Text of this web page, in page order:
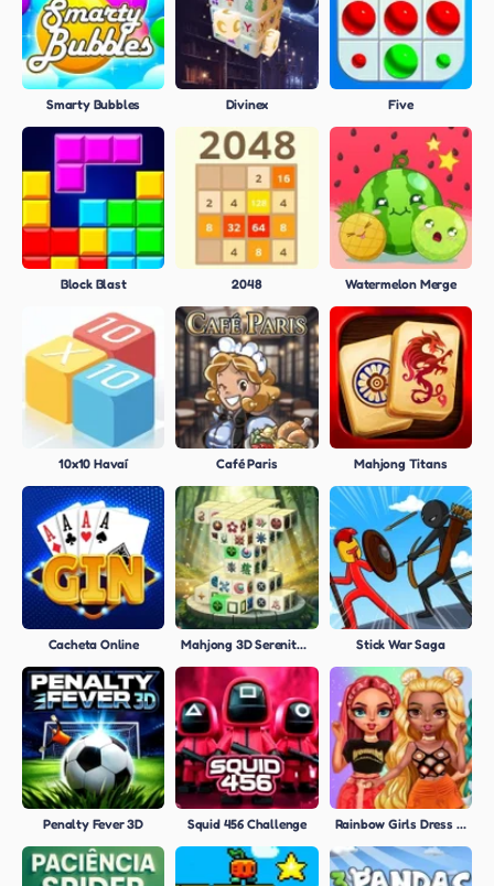
Smarty Bubbles Divinex Five
Block Blast 2048 Watermelon Merge
10x10 Havaí Café Paris Mahjong Titans
Cacheta Online Mahjong 3D Serenity Forest Stick War Saga
Penalty Fever 3D Squid 456 Challenge Rainbow Girls Dress Up Challenge